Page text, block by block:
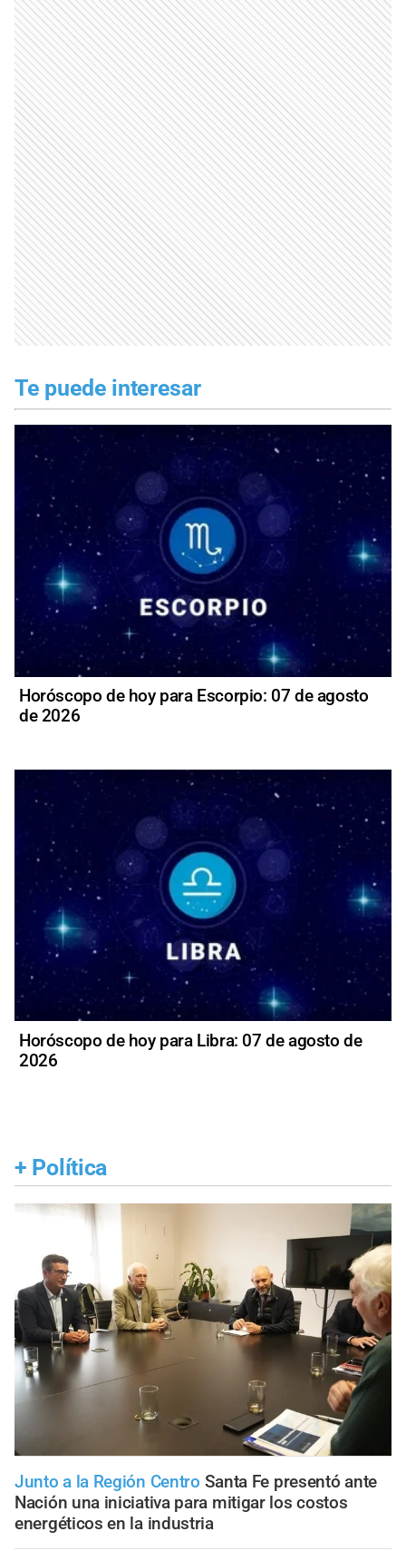
Te puede interesar
Horóscopo de hoy para Escorpio: 07 de agosto
de 2026
Horóscopo de hoy para Libra: 07 de agosto de
2026
+ Política
Junto a la Región Centro Santa Fe presentó ante
Nación una iniciativa para mitigar los costos
energéticos en la industria